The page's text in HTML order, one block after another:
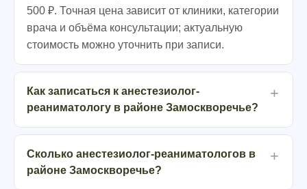
500 ₽. Точная цена зависит от клиники, категории
врача и объёма консультации; актуальную
стоимость можно уточнить при записи.
Как записаться к анестезиолог-
реаниматологу в районе Замоскворечье?
Сколько анестезиолог-реаниматологов в
районе Замоскворечье?